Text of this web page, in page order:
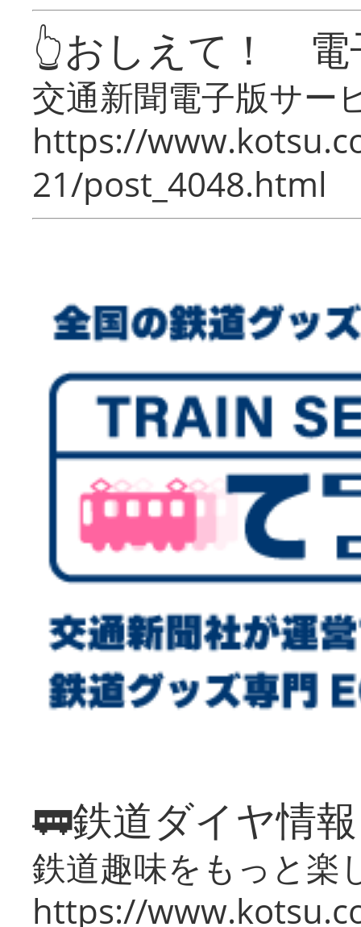
👆おしえて！ 電
交通新聞電子版サー
https://
21/post_4048.html
🚃鉄道ダイヤ情
鉄道趣味をもっと楽
https://